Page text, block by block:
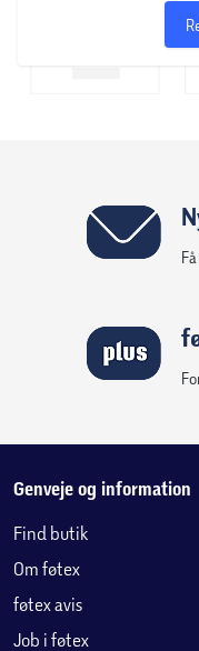
Genveje og information
Find butik
Om føtex
føtex avis
Job i føtex